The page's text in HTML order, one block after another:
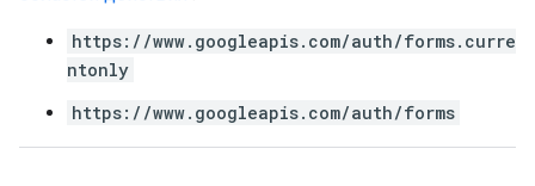
https://www.googleapis.com/auth/forms.curre
ntonly
https://www.googleapis.com/auth/forms